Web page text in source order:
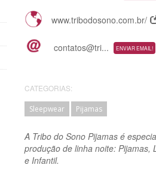
www.tribodosono.com.br/
contatos@tri... ENVIAR EMAIL!
CATEGORIAS:
Sleepwear Pijamas
A Tribo do Sono Pijamas é
produção de linha noite: Pijamas,
e Infantil.